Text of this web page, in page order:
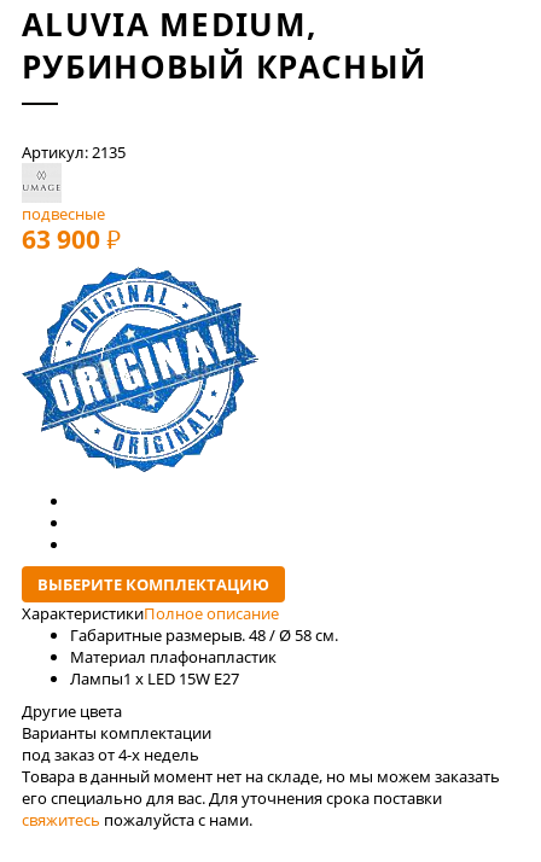
ALUVIA MEDIUM,
РУБИНОВЫЙ КРАСНЫЙ
Артикул: 2135
подвесные
63 900 РУБ
ВЫБЕРИТЕ КОМПЛЕКТАЦИЮ
ХарактеристикиПолное описание
Габаритные размерыв. 48 / Ø 58 см.
Материал плафонапластик
Лaмпы1 x LED 15W E27
Другие цвета
Варианты комплектации
под заказ от 4-x недель
Товара в данный момент нет на складе, но мы можем заказать
его специально для вас. Для уточнения срока поставки
свяжитесь пожалуйста с нами.